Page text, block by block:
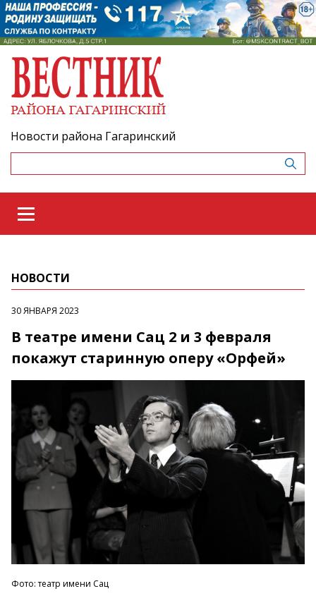
Новости района Гагаринский
НОВОСТИ
30 ЯНВАРЯ 2023
В театре имени Сац 2 и 3 февраля
покажут старинную оперу «Орфей»
Фото: театр имени Сац